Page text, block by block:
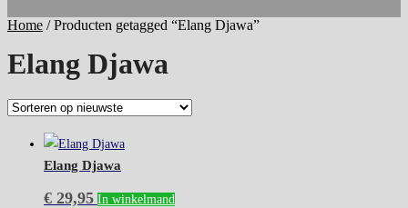
Home /Producten getagged “Elang Djawa”
Elang Djawa
Elang Djawa
€ 29,95 In winkelmand